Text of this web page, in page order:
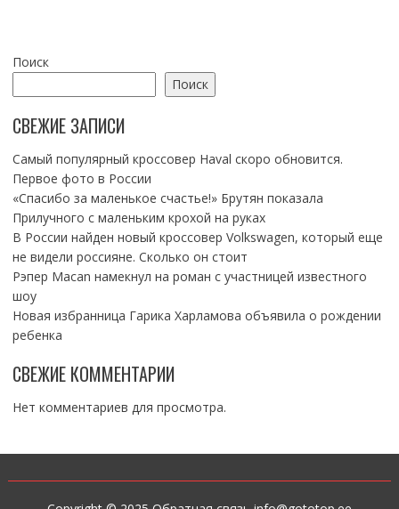
Поиск
Поиск
СВЕЖИЕ ЗАПИСИ
Самый популярный кроссовер Haval скоро обновится.
Первое фото в России
«Спасибо за маленькое счастье!» Брутян показала
Прилучного с маленьким крохой на руках
В России найден новый кроссовер Volkswagen, который еще
не видели россияне. Сколько он стоит
Рэпер Macan намекнул на роман с участницей известного
шоу
Новая избранница Гарика Харламова объявила о рождении
ребенка
СВЕЖИЕ КОММЕНТАРИИ
Нет комментариев для просмотра.